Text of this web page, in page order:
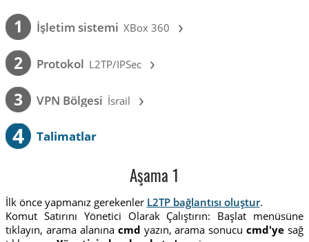
1 İşletim sistemi XBox 360 ›
2 Protokol L2TP/IPSec ›
3 VPN Bölgesi İsrail ›
4 Talimatlar
Aşama 1
İlk önce yapmanız gerekenler L2TP bağlantısı oluştur.
Komut Satırını Yönetici Olarak Çalıştırın: Başlat menüsüne
tıklayın, arama alanına cmd yazın, arama sonucucmd'ye sağ